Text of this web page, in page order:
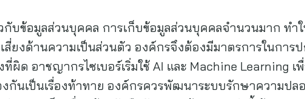
กับข้อมูลส่วนบุคคล การเก็บข้อมูลส่วนบุคคลจำนวนมาก ทำ
สี่ยงด้านความเป็นส่วนตัว องค์กรจึงต้องมีมาตรการในการ
ที่ผิด อาชญากรไซเบอร์เริ่มใช้ AI และ Machine Learning
กันเป็นเรื่องท้าทาย องค์กรควรพัฒนาระบบรักษาความป